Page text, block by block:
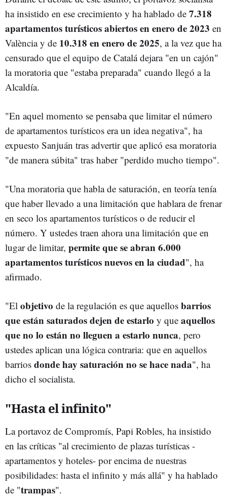
ha insistido en ese crecimiento y ha hablado de 7.318
apartamentos turísticos abiertos en enero de 2023 en
València y de 10.318 en enero de 2025, a la vez que ha
censurado que el equipo de Catalá dejara "en un cajón"
la moratoria que "estaba preparada" cuando llegó a la
Alcaldía.
"En aquel momento se pensaba que limitar el número
de apartamentos turísticos era un idea negativa", ha
expuesto Sanjuán tras advertir que aplicó esa moratoria
"de manera súbita" tras haber "perdido mucho tiempo".
"Una moratoria que habla de saturación, en teoría tenía
que haber llevado a una limitación que hablara de frenar
en seco los apartamentos turísticos o de reducir el
número. Y ustedes traen ahora una limitación que en
lugar de limitar, permite que se abran 6.000
apartamentos turísticos nuevos en la ciudad", ha
afirmado.
"El objetivo de la regulación es que aquellos barrios
que están saturados dejen de estarlo y que aquellos
que no lo están no lleguen a estarlo nunca, pero
ustedes aplican una lógica contraria: que en aquellos
barrios donde hay saturación no se hace nada", ha
dicho el socialista.
"Hasta el infinito"
La portavoz de Compromís, Papi Robles, ha insistido
en las críticas "al crecimiento de plazas turísticas -
apartamentos y hoteles- por encima de nuestras
posibilidades: hasta el infinito y más allá" y ha hablado
de "trampas".